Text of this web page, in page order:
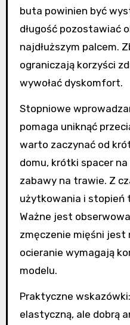
buta powinien być
długość pozostawiać
najdłuższym palcem.
ograniczają korzyści
wywołać dyskomfort.
Stopniowe
pomaga uniknąć
warto zaczynać od
domu, krótki spacer
zabawy na trawie. Z
użytkowania i stopień
Ważne jest
zmęczenie mięśni jest
ocieranie wymagają
modelu.
Praktyczne
elastyczną, ale dobrą